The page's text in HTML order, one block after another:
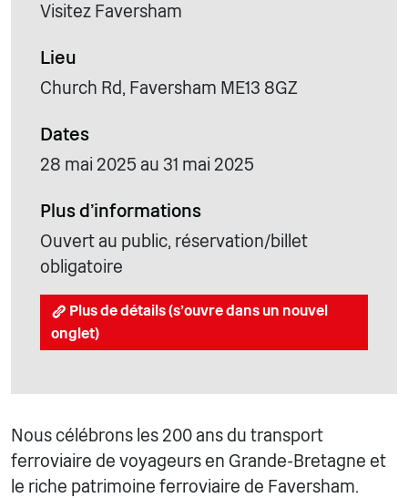
Visitez Faversham
Lieu
Church Rd, Faversham ME13 8GZ
Dates
28 mai 2025 au 31 mai 2025
Plus d'informations
Ouvert au public, réservation/billet
obligatoire
Plus de détails (s'ouvre dans un nouvel
onglet)
Nous célébrons les 200 ans du transport
ferroviaire de voyageurs en Grande-Bretagne et
le riche patrimoine ferroviaire de Faversham.